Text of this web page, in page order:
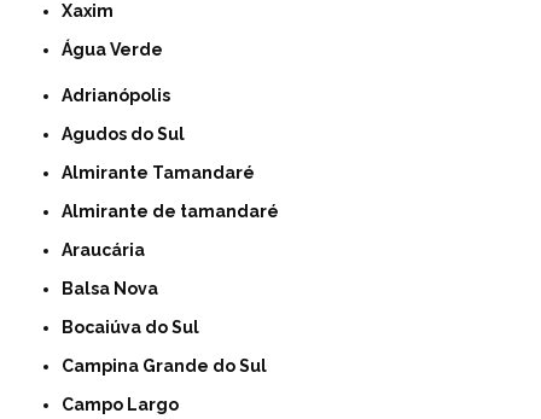
Xaxim
Água Verde
Adrianópolis
Agudos do Sul
Almirante Tamandaré
Almirante de tamandaré
Araucária
Balsa Nova
Bocaiúva do Sul
Campina Grande do Sul
Campo Largo